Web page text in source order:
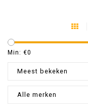
Min: €0
Meest bekeken
Alle merken